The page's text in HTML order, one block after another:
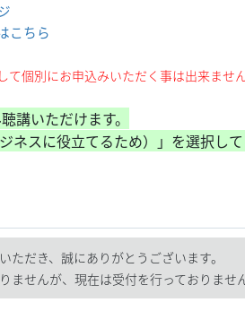
こちら
個別にお申込みいただく事は出来ませ
いただけます。
スに役立てるため）」を選択して
ただき、誠にありがとうございます。
ませんが、現在は受付を行っておりません